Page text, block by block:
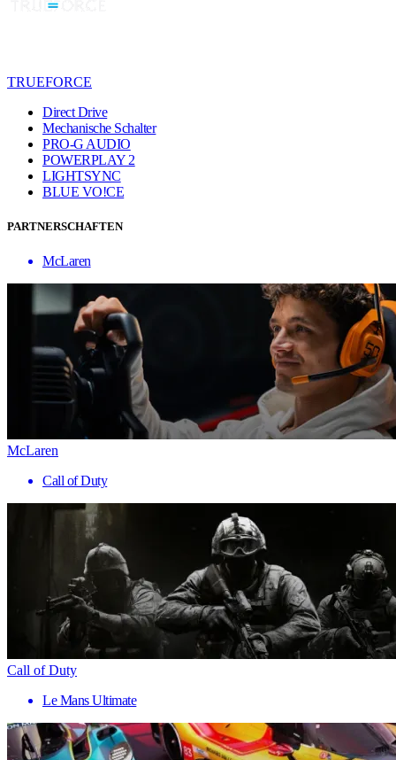
TRUEFORCE
Direct Drive
Mechanische Schalter
PRO-G AUDIO
POWERPLAY 2
LIGHTSYNC
BLUE VO!CE
PARTNERSCHAFTEN
McLaren
McLaren
Call of Duty
Call of Duty
Le Mans Ultimate